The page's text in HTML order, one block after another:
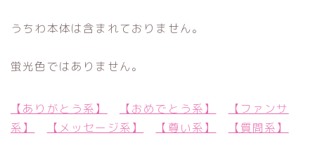
うちわ本体は含まれておりません。
蛍光色ではありません。
【ありがとう系】 【おめでとう系】
【ファンサ
系】
【メッセージ系】 【尊い系】 【質問系】